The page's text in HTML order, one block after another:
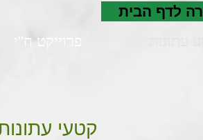
לדף הבית
פרוייקט ח''י
קטעי